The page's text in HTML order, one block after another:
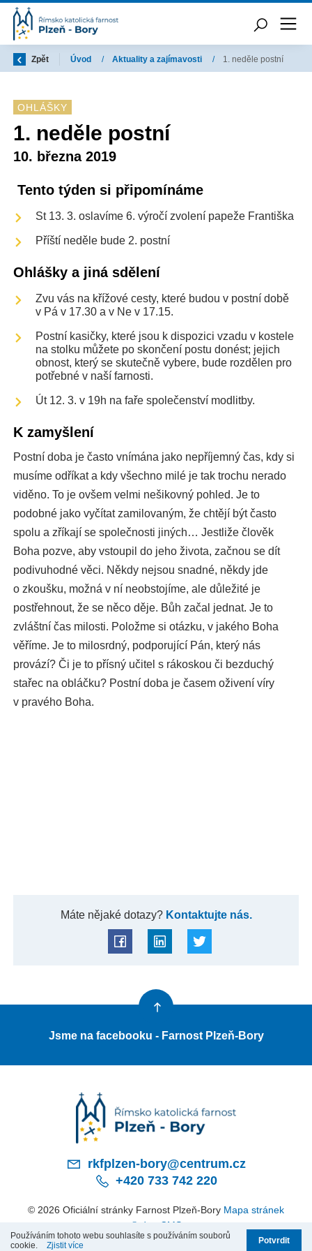
Zpět Úvod / Aktuality a zajímavosti / 1. neděle postní
OHLÁŠKY
1. neděle postní
10. března 2019
Tento týden si připomínáme
St 13. 3. oslavíme 6. výročí zvolení papeže Františka
Příští neděle bude 2. postní
Ohlášky a jiná sdělení
Zvu vás na křížové cesty, které budou v postní době
v Pá v 17.30 a v Ne v 17.15.
Postní kasičky, které jsou k dispozici vzadu v kostele
na stolku můžete po skončení postu donést; jejich
obnost, který se skutečně vybere, bude rozdělen pro
potřebné v naší farnosti.
Út 12. 3. v 19h na faře společenství modlitby.
K zamyšlení
Postní doba je často vnímána jako nepříjemný čas, kdy si
musíme odříkat a kdy všechno milé je tak trochu nerado
viděno. To je ovšem velmi nešikovný pohled. Je to
podobné jako vyčítat zamilovaným, že chtějí být často
spolu a zříkají se společnosti jiných… Jestliže člověk
Boha pozve, aby vstoupil do jeho života, začnou se dít
podivuhodné věci. Někdy nejsou snadné, někdy jde
o zkoušku, možná v ní neobstojíme, ale důležité je
postřehnout, že se něco děje. Bůh začal jednat. Je to
zvláštní čas milosti. Položme si otázku, v jakého Boha
věříme. Je to milosrdný, podporující Pán, který nás
provází? Či je to přísný učitel s rákoskou či bezduchý
stařec na obláčku? Postní doba je časem oživení víry
v pravého Boha.
Máte nějaké dotazy?Kontaktujte nás.
Jsme na facebooku - Farnost Plzeň-Bory
rkfplzen-bory@centrum.cz
+420 733 742 220
© 2026 Oficiální stránky Farnost Plzeň-Bory Mapa stránek
© dmpCMS
Používáním tohoto webu souhlasíte s používáním souborů
cookie.
Zjistit více Potvrdit